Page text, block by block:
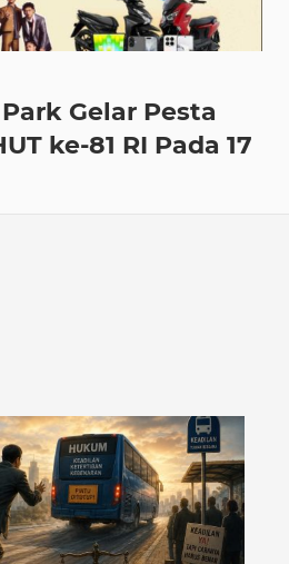
Gelar Pesta
ke-81 RI Pada 17